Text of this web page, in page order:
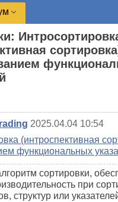
2025.04.04 10:54
(интроспективная
функциональных
сортировки,
при
структур или